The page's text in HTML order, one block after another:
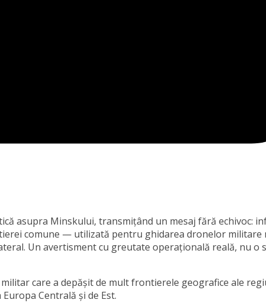
asupra Minskului, transmițând un mesaj fără echivoc:
comune — utilizată pentru ghidarea dronelor
Un avertisment cu greutate operațională reală, nu o
care a depășit de mult frontierele geografice ale
Centrală și de Est.